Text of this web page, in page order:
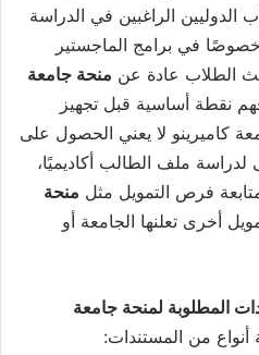
الدوليين الراغبين في الدراسة
في برامج الماجستير
الطلاب عادة عن منحة جامعة
نقطة أساسية قبل تجهيز
كاميرينو لا يعني الحصول على
لدراسة ملف الطالب أكاديميًا،
فرص التمويل مثل منحة
أخرى تعلنها الجامعة أو
المطلوبة لمنحة جامعة
أنواع من المستندات: